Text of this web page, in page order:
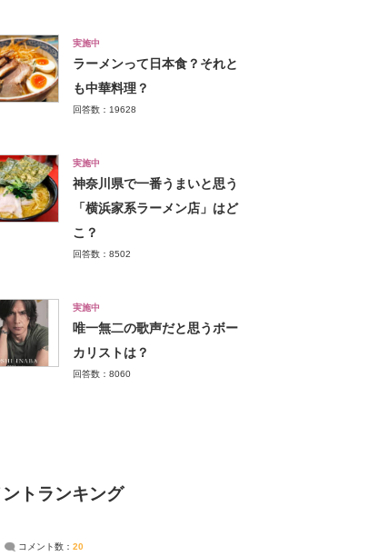
実施中
ラーメンって日本食？それと
も中華料理？
回答数：19628
実施中
神奈川県で一番うまいと思う
「横浜家系ラーメン店」はど
こ？
回答数：8502
実施中
唯一無二の歌声だと思うボー
カリストは？
回答数：8060
ントランキング
コメント数： 20